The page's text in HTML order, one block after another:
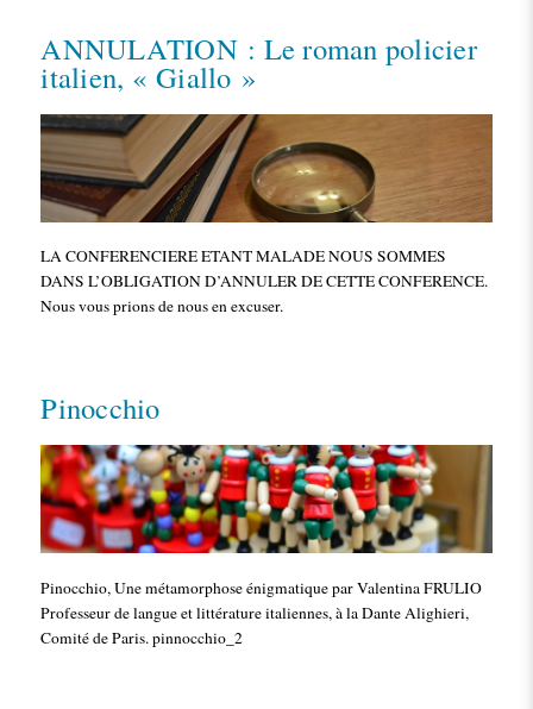
ANNULATION : Le roman policier
italien, « Giallo »
LA CONFERENCIERE ETANT MALADE NOUS SOMMES
DANS L’OBLIGATION D’ANNULER DE CETTE CONFERENCE.
Nous vous prions de nous en excuser.
Pinocchio
Pinocchio, Une métamorphose énigmatique par Valentina FRULIO
Professeur de langue et littérature italiennes, à la Dante Alighieri,
Comité de Paris. pinnocchio_2